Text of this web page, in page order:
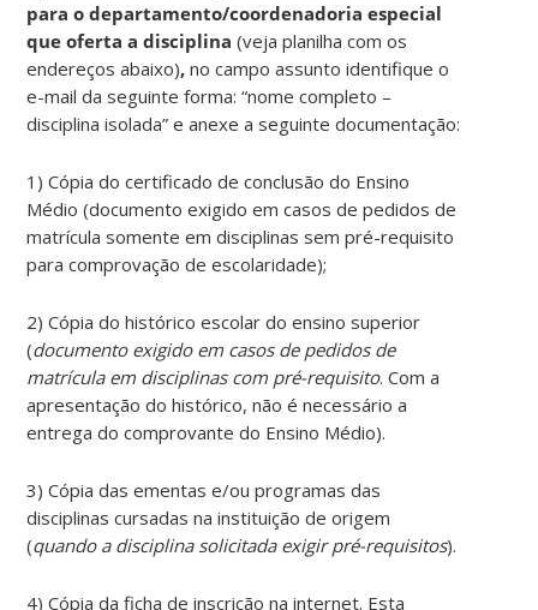
para o departamento/coordenadoria especial
que oferta a disciplina (veja planilha com os
endereços abaixo),no campo assunto identifique o
e-mail da seguinte forma: “nome completo –
disciplina isolada” e anexe a seguinte documentação:
1) Cópia do certificado de conclusão do Ensino
Médio (documento exigido em casos de pedidos de
matrícula somente em disciplinas sem pré-requisito
para comprovação de escolaridade);
2) Cópia do histórico escolar do ensino superior
(documento exigido em casos de pedidos de
matrícula em disciplinas com pré-requisito. Com a
apresentação do histórico, não é necessário a
entrega do comprovante do Ensino Médio).
3) Cópia das ementas e/ou programas das
disciplinas cursadas na instituição de origem
(quando a disciplina solicitada exigir pré-requisitos).
4) Cópia da ficha de inscrição na internet. Esta